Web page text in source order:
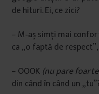
de hituri. Ei, ce zici?
– M‑aș simţi mai
ca „o faptă de
– OOOK (nu pare
din când în când un